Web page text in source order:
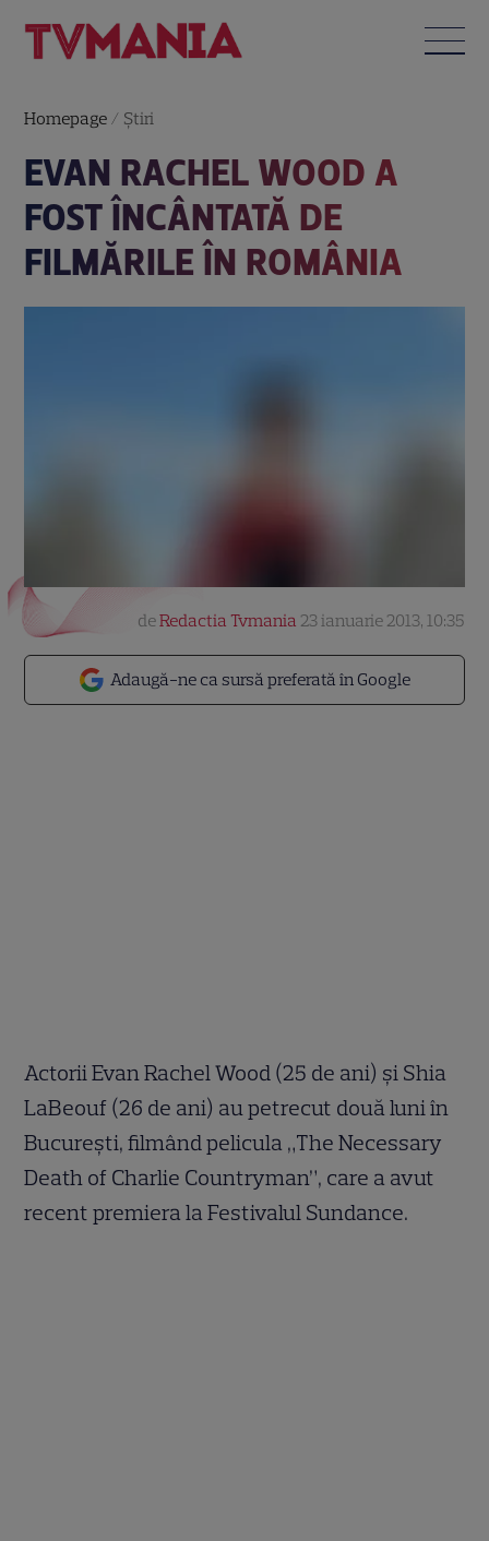
Homepage / Știri
EVAN RACHEL WOOD A
FOST ÎNCÂNTATĂ DE
FILMĂRILE ÎN ROMÂNIA
Adaugă-ne ca sursă preferată în Google
deRedactia Tvmania 23 ianuarie 2013, 10:35
Actorii Evan Rachel Wood (25 de ani) şi Shia
LaBeouf (26 de ani) au petrecut două luni în
Bucureşti, filmând pelicula „The Necessary
Death of Charlie Countryman”, care a avut
recent premiera la Festivalul Sundance.